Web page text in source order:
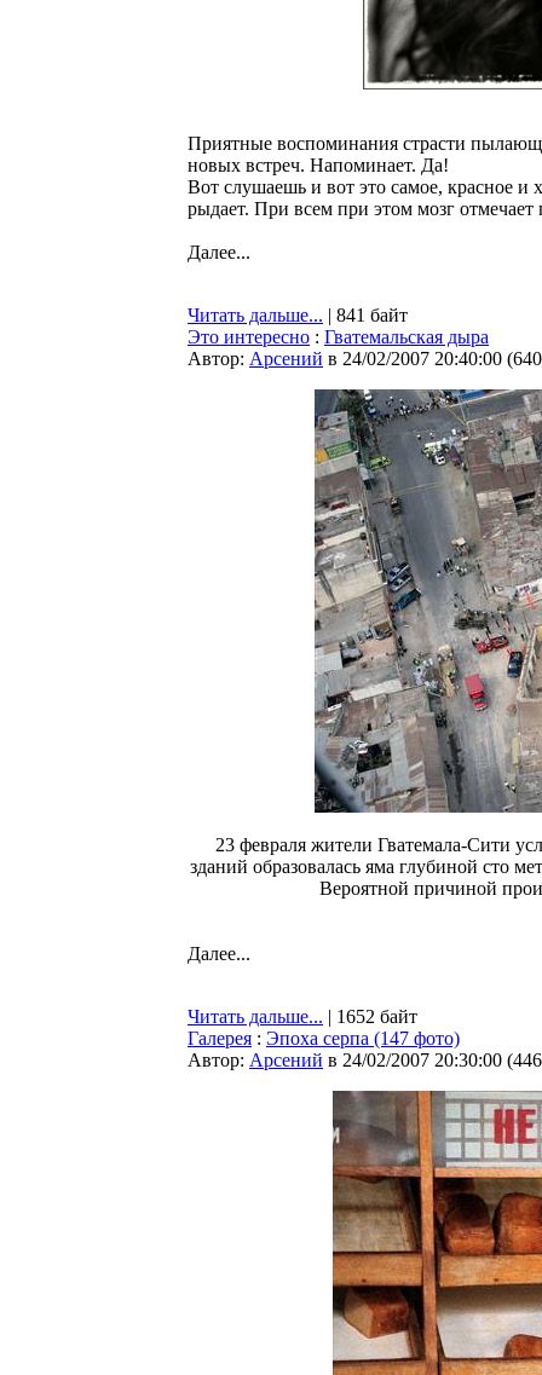
Приятные воспоминания страсти
новых встреч. Напоминает. Да!
Вот слушаешь и вот это самое, красное и
рыдает. При всем при этом мозг
Далее...
Читать дальше... | 841 байт
Это интересно : Гватемальская дыра
Автор: Арсений в 24/02/2007 20:40:00 (
23 февраля жители Гватемала-Сити
зданий образовалась яма глубиной сто
Вероятной причиной
Далее...
Читать дальше... | 1652 байт
Галерея : Эпоха серпа (147 фото)
Автор: Арсений в 24/02/2007 20:30:00 (